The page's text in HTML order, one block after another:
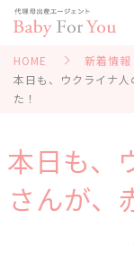
HOME
新着情報
本日も、ウクライナ
た！
本日も、
さんが、